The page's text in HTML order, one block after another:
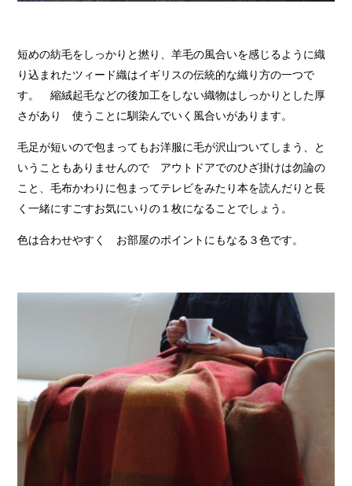
短めの紡毛をしっかりと撚り、羊毛の風合いを感じるように織
り込まれたツィード織はイギリスの伝統的な織り方の一つで
す。 縮絨起毛などの後加工をしない織物はしっかりとした厚
さがあり 使うことに馴染んでいく風合いがあります。
毛足が短いので包まってもお洋服に毛が沢山ついてしまう、と
いうこともありませんので アウトドアでのひざ掛けは勿論の
こと、毛布かわりに包まってテレビをみたり本を読んだりと長
く一緒にすごすお気にいりの１枚になることでしょう。
色は合わせやすく お部屋のポイントにもなる３色です。